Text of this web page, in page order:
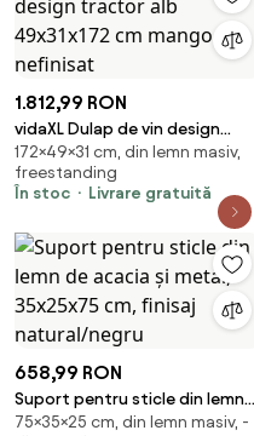
1.812,99 RON
vidaXL Dulap de vin design
tractor alb 49x31x172 cm
mango nefinisat
172×49×31 cm, din lemn masiv,
freestanding
În stoc
Livrare gratuită
658,99 RON
Suport pentru sticle din lemn
de acacia și metal, 35x25x75
75×35×25 cm, din lemn masiv, -